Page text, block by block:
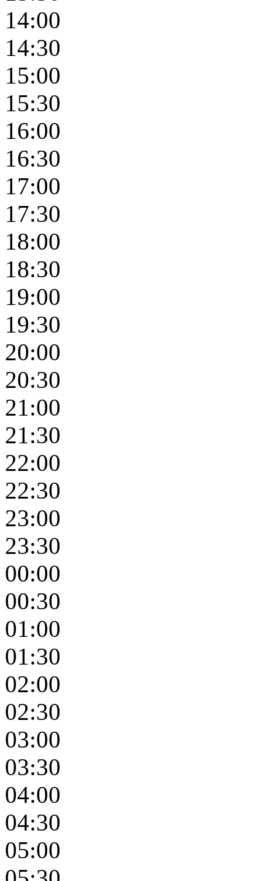
14:00
14:30
15:00
15:30
16:00
16:30
17:00
17:30
18:00
18:30
19:00
19:30
20:00
20:30
21:00
21:30
22:00
22:30
23:00
23:30
00:00
00:30
01:00
01:30
02:00
02:30
03:00
03:30
04:00
04:30
05:00